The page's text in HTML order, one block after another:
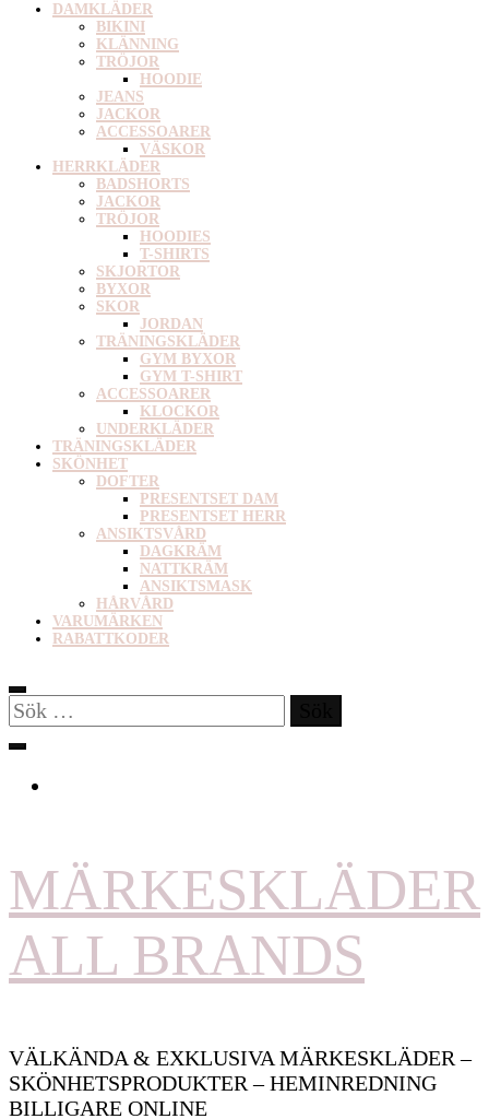
DAMKLÄDER
BIKINI
KLÄNNING
TRÖJOR
HOODIE
JEANS
JACKOR
ACCESSOARER
VÄSKOR
HERRKLÄDER
BADSHORTS
JACKOR
TRÖJOR
HOODIES
T-SHIRTS
SKJORTOR
BYXOR
SKOR
JORDAN
TRÄNINGSKLÄDER
GYM BYXOR
GYM T-SHIRT
ACCESSOARER
KLOCKOR
UNDERKLÄDER
TRÄNINGSKLÄDER
SKÖNHET
DOFTER
PRESENTSET DAM
PRESENTSET HERR
ANSIKTSVÅRD
DAGKRÄM
NATTKRÄM
ANSIKTSMASK
HÅRVÅRD
VARUMÄRKEN
RABATTKODER
Sök
efter:
MÄRKESKLÄDER
ALL BRANDS
VÄLKÄNDA & EXKLUSIVA MÄRKESKLÄDER –
SKÖNHETSPRODUKTER – HEMINREDNING
BILLIGARE ONLINE